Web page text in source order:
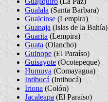
Gualala (Santa Barbara)
Gualcinse (Lempira)
Guanaja (Islas de la Bahía)
Guarita (Lempira)
Guata (Olancho)
Guinope (El Paraíso)
Guisayote (Ocotepeque)
Humuya (Comayagua)
Intibucá (Intibucá)
Iriona (Colón)
Jacaleapa (El Paraíso)